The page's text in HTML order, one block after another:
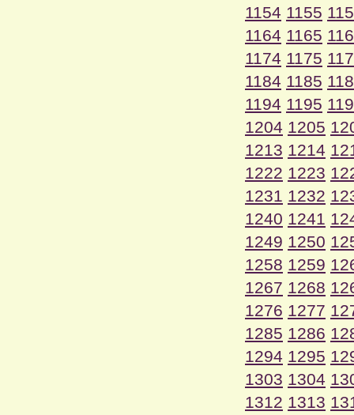
1154 1155
1164 1165
1174 1175
1184 1185
1194 1195
1204 1205
1213 1214
1222 1223
1231 1232
1240 1241
1249 1250
1258 1259
1267 1268
1276 1277
1285 1286
1294 1295
1303 1304
1312 1313